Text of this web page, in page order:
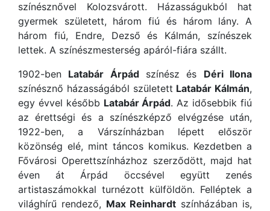
színésznővel Kolozsvárott. Házasságukból hat
gyermek született, három fiú és három lány. A
három fiú, Endre, Dezső és Kálmán, színészek
lettek. A színészmesterség apáról-fiára szállt.
1902-ben Latabár Árpádszínész és Déri Ilona
színésznő házasságából született Latabár Kálmán,
egy évvel később Latabár Árpád. Az idősebbik fiú
az érettségi és a színészképző elvégzése után,
1922-ben, a Várszínházban lépett először
közönség elé, mint táncos komikus. Kezdetben a
Fővárosi Operettszínházhoz szerződött, majd hat
éven át Árpád öccsével együtt zenés
artistaszámokkal turnézott külföldön. Felléptek a
világhírű rendező, Max Reinhardt színházában is,